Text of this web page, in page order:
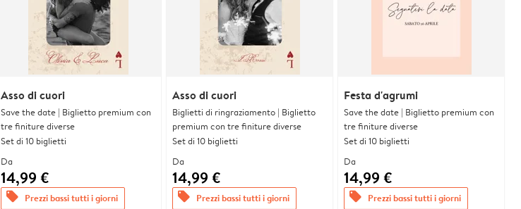
Asso di cuori
Save the date | Biglietto premium con
tre finiture diverse
Set di 10 biglietti
Da
14,99 €
offers Prezzi bassi tutti i giorni
Asso di cuori
Biglietti di ringraziamento | Biglietto
premium con tre finiture diverse
Set di 10 biglietti
Da
14,99 €
offers Prezzi bassi tutti i giorni
Festa d'agrumi
Save the date | Biglietto premium con
tre finiture diverse
Set di 10 biglietti
Da
14,99 €
offers Prezzi bassi tutti i giorni